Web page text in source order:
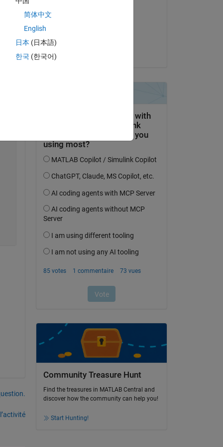
le 9 Avr 2021
Acceptée :
Community Treasure Hunt
Find the treasures in MATLAB Central and
discover how the community can help you!
Start Hunting!
简体中文
English
日本 (日本語)
한국 (한국어)